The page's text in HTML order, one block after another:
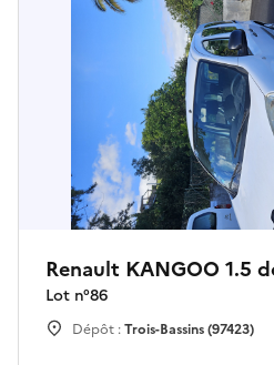
Renault KANGOO 1.5
Lot n°86
Dépôt :Trois-Bassins (97423)